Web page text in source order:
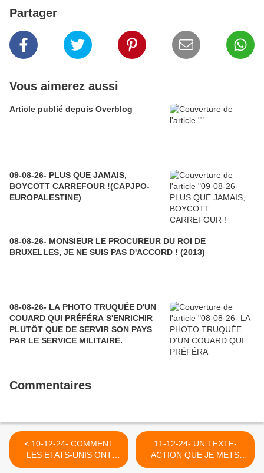
Partager
Vous aimerez aussi
Article publié depuis Overblog
09-08-26- PLUS QUE JAMAIS,
BOYCOTT CARREFOUR !(CAPJPO-
EUROPALESTINE)
08-08-26- MONSIEUR LE PROCUREUR DU ROI DE
BRUXELLES, JE NE SUIS PAS D'ACCORD ! (2013)
08-08-26- LA PHOTO TRUQUÉE D'UN
COUARD QUI PRÉFÉRA S'ENRICHIR
PLUTÔT QUE DE SERVIR SON PAYS
PAR LE SERVICE MILITAIRE.
Commentaires
< 10-12-24- COMMENT
LES ETATS-UNIS ONT
DISCRETEMENT RANIME
11-12-24- UN TEXTE-
ACTION QUE JE METS
SANS HESITATION AU-